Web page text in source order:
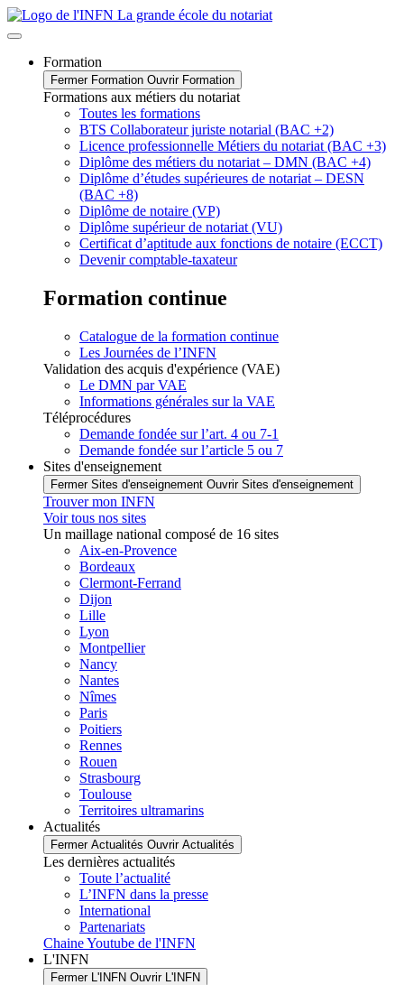
Formation
Fermer Formation Ouvrir Formation
Formations aux métiers du notariat
Toutes les formations
BTS Collaborateur juriste notarial (BAC +2)
Licence professionnelle Métiers du notariat (BAC +3)
Diplôme des métiers du notariat – DMN (BAC +4)
Diplôme d’études supérieures de notariat – DESN
(BAC +8)
Diplôme de notaire (VP)
Diplôme supérieur de notariat (VU)
Certificat d’aptitude aux fonctions de notaire (ECCT)
Devenir comptable-taxateur
Formation continue
Catalogue de la formation continue
Les Journées de l’INFN
Validation des acquis d'expérience (VAE)
Le DMN par VAE
Informations générales sur la VAE
Téléprocédures
Demande fondée sur l’art. 4 ou 7-1
Demande fondée sur l’article 5 ou 7
Sites d'enseignement
Fermer Sites d'enseignement Ouvrir Sites d'enseignement
Trouver mon INFN
Voir tous nos sites
Un maillage national composé de 16 sites
Aix-en-Provence
Bordeaux
Clermont-Ferrand
Dijon
Lille
Lyon
Montpellier
Nancy
Nantes
Nîmes
Paris
Poitiers
Rennes
Rouen
Strasbourg
Toulouse
Territoires ultramarins
Actualités
Fermer Actualités Ouvrir Actualités
Les dernières actualités
Toute l’actualité
L’INFN dans la presse
International
Partenariats
Chaine Youtube de l'INFN
L'INFN
Fermer L'INFN Ouvrir L'INFN